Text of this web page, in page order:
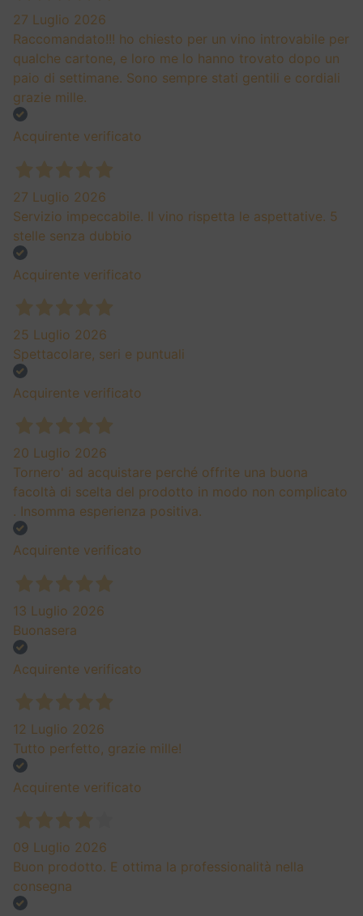
27 Luglio 2026
Raccomandato!!! ho chiesto per un vino introvabile per
qualche cartone, e loro me lo hanno trovato dopo un
paio di settimane. Sono sempre stati gentili e cordiali
grazie mille.
Acquirente verificato
27 Luglio 2026
Servizio impeccabile. Il vino rispetta le aspettative. 5
stelle senza dubbio
Acquirente verificato
25 Luglio 2026
Spettacolare, seri e puntuali
Acquirente verificato
20 Luglio 2026
Tornero' ad acquistare perché offrite una buona
facoltà di scelta del prodotto in modo non complicato
. Insomma esperienza positiva.
Acquirente verificato
13 Luglio 2026
Buonasera
Acquirente verificato
12 Luglio 2026
Tutto perfetto, grazie mille!
Acquirente verificato
09 Luglio 2026
Buon prodotto. E ottima la professionalità nella
consegna